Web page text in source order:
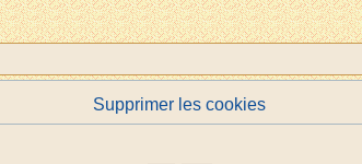
Supprimer les cookies